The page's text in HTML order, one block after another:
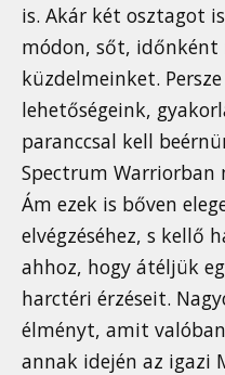
is. Akár két osztagot
módon, sőt, időnként
küzdelmeinket.
lehetőségeink,
paranccsal kell
Spectrum Warriorban
Ám ezek is bőven
elvégzéséhez, s kellő
ahhoz, hogy átéljük
harctéri érzéseit.
élményt, amit
annak idején az igazi